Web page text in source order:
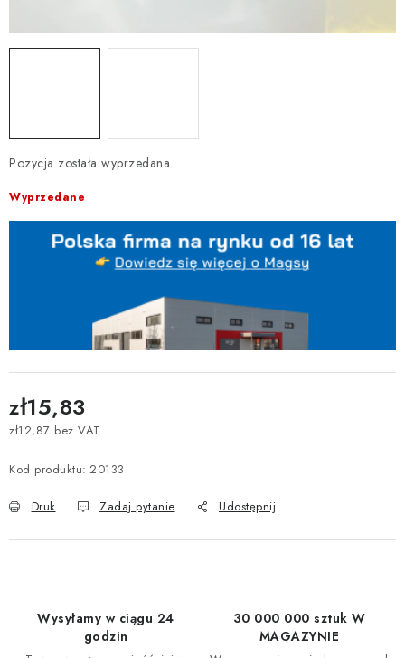
Pozycja została wyprzedana…
Wyprzedane
zł15,83
zł12,87 bez VAT
Kod produktu: 20133
Druk Zadaj pytanie Udostępnij
Wysyłamy w ciągu 24
godzin
30 000 000 sztuk W
MAGAZYNIE